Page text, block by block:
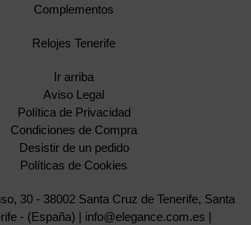
Complementos
Relojes Tenerife
Ir arriba
Aviso Legal
Política de Privacidad
Condiciones de Compra
Desistir de un pedido
Políticas de Cookies
30 - 38002 Santa Cruz de Tenerife, Santa
- (España) | info@elegance.com.es |